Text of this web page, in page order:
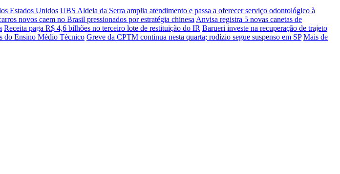
Estados Unidos UBS Aldeia da Serra amplia atendimento e passa a oferecer serviço odontológico à
novos caem no Brasil pressionados por estratégia chinesa Anvisa registra 5 novas canetas de
Receita paga R$ 4,6 bilhões no terceiro lote de restituição do IR Barueri investe na recuperação de trajeto
do Ensino Médio Técnico Greve da CPTM continua nesta quarta; rodízio segue suspenso em SP Mais de